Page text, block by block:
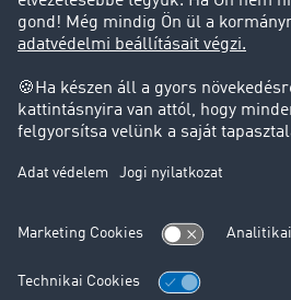
Impresszum
Adatvédelem
süti-beállítások
Támogatás